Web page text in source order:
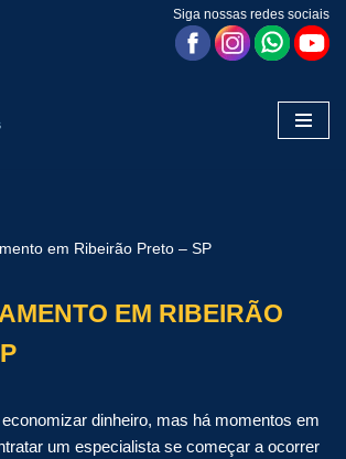
Siga nossas redes sociais
em Ribeirão Preto – SP
EM RIBEIRÃO
dinheiro, mas há momentos em
um especialista se começar a ocorrer